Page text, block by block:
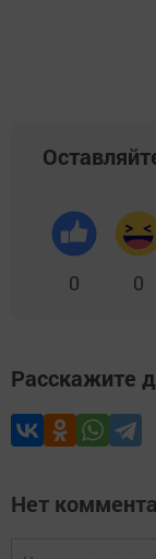
0 0
Расскажите
Нет